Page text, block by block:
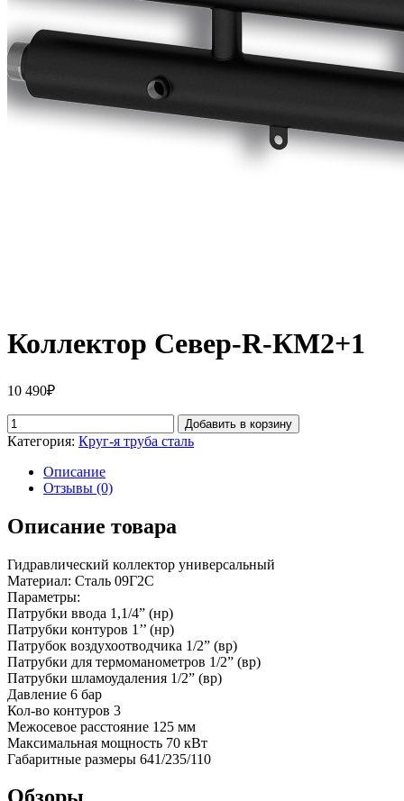
Коллектор Север-R-КМ2+1
10 490₽
Добавить в корзину
Категория: Круг-я труба сталь
Описание
Отзывы (0)
Описание товара
Гидравлический коллектор универсальный
Материал: Сталь 09Г2С
Параметры:
Патрубки ввода 1,1/4” (нр)
Патрубки контуров 1’’ (нр)
Патрубок воздухоотводчика 1/2” (вр)
Патрубки для термоманометров 1/2” (вр)
Патрубки шламоудаления 1/2” (вр)
Давление 6 бар
Кол-во контуров 3
Межосевое расстояние 125 мм
Максимальная мощность 70 кВт
Габаритные размеры 641/235/110